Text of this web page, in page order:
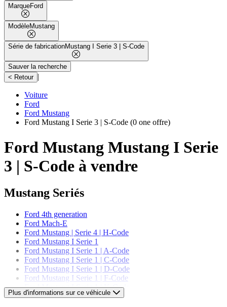
MarqueFord
ModèleMustang
Série de fabricationMustang I Serie 3 | S-Code
Sauver la recherche
< Retour |
Voiture
Ford
Ford Mustang
Ford Mustang I Serie 3 | S-Code (0 one offre)
Ford Mustang Mustang I Serie
3 | S-Code à vendre
Mustang Seriés
Ford 4th generation
Ford Mach-E
Ford Mustang | Serie 4 | H-Code
Ford Mustang I Serie 1
Ford Mustang I Serie 1 | A-Code
Ford Mustang I Serie 1 | C-Code
Ford Mustang I Serie 1 | D-Code
Ford Mustang I Serie 1 | F-Code
Ford Mustang I Serie 1 | K-Code
Ford Mustang I Serie 1 | T-Code
Plus d'informations sur ce véhicule